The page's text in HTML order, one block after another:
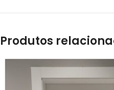
Produtos